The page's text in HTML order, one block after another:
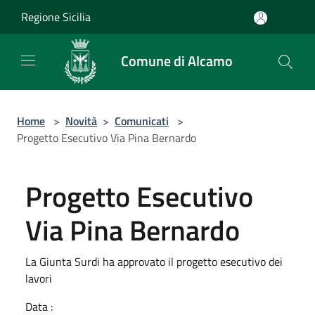
Regione Sicilia
Comune di Alcamo
Home > Novità > Comunicati >
Progetto Esecutivo Via Pina Bernardo
Progetto Esecutivo
Via Pina Bernardo
La Giunta Surdi ha approvato il progetto esecutivo dei
lavori
Data :